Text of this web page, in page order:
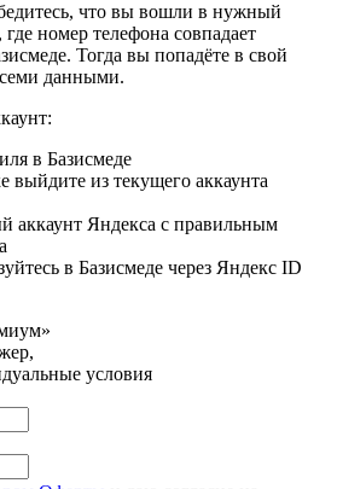
что вы вошли в нужный
номер телефона совпадает
Тогда вы попадёте в свой
данными.
в Базисмеде
выйдите из текущего аккаунта
аккаунт Яндекса с правильным
в Базисмеде через Яндекс ID
условия